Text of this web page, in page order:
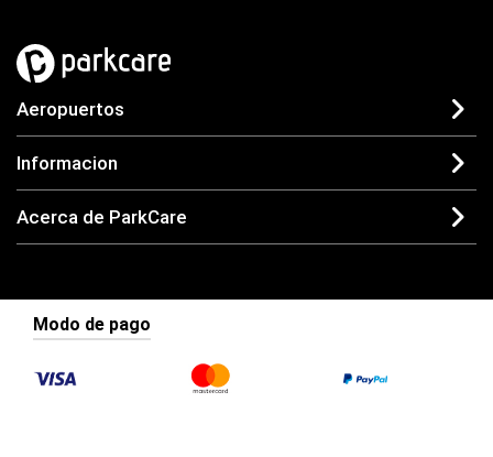
Aeropuertos
Informacion
Acerca de ParkCare
Modo de pago